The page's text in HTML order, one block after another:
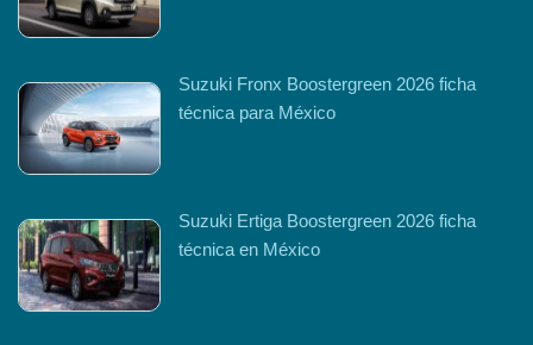
Suzuki Fronx Boostergreen 2026 ficha
técnica para México
Suzuki Ertiga Boostergreen 2026 ficha
técnica en México